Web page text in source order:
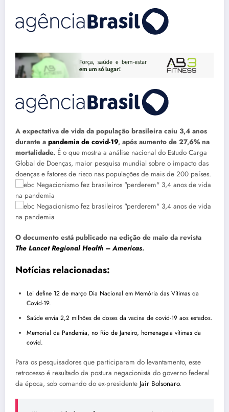
A expectativa de vida da população brasileira caiu 3,4 anos
durante a pandemia de covid-19, após aumento de 27,6% na
mortalidade. É o que mostra a análise nacional do Estudo Carga
Global de Doenças, maior pesquisa mundial sobre o impacto das
doenças e fatores de risco nas populações de mais de 200 países.
O documento está publicado na edição de maio da revista
The Lancet Regional Health – Americas.
Notícias relacionadas:
Lei define 12 de março Dia Nacional em Memória das Vítimas da
Covid-19.
Saúde envia 2,2 milhões de doses da vacina de covid-19 aos estados.
Memorial da Pandemia, no Rio de Janeiro, homenageia vítimas da
covid.
Para os pesquisadores que participaram do levantamento, esse
retrocesso é resultado da postura negacionista do governo federal
da época, sob comando do ex-presidente Jair Bolsonaro.